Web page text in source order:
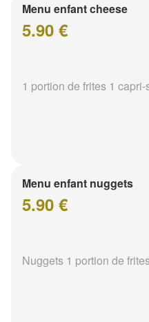
Menu enfant cheese
5.90 €
1 portion de frites 1
Menu enfant nuggets
5.90 €
Nuggets 1 portion de